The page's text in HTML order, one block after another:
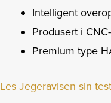
Intelligent
Produsert i
Premium type
Les Jegeravisen sin